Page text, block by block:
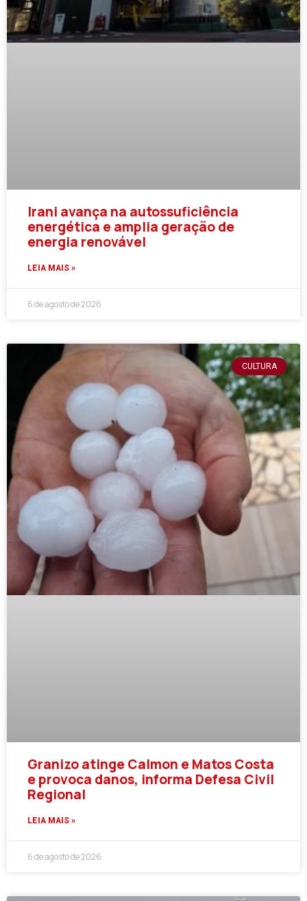
Irani avança na autossuficiência
energética e amplia geração de
energia renovável
LEIA MAIS »
6 de agosto de 2026
CULTURA
Granizo atinge Calmon e Matos Costa
e provoca danos, informa Defesa Civil
Regional
LEIA MAIS »
6 de agosto de 2026